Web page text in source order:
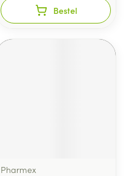
Bestel
Pharmex